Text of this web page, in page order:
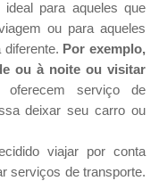
para aqueles que
ou para aqueles
Por exemplo,
ou à noite ou visitar
oferecem serviço de
deixar seu carro ou
viajar por conta
serviços de transporte.